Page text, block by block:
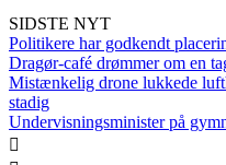
SIDSTE NYT
Politikere har godkendt
Dragør-café drømmer om en
Mistænkelig drone lukkede
stadig
Undervisningsminister på